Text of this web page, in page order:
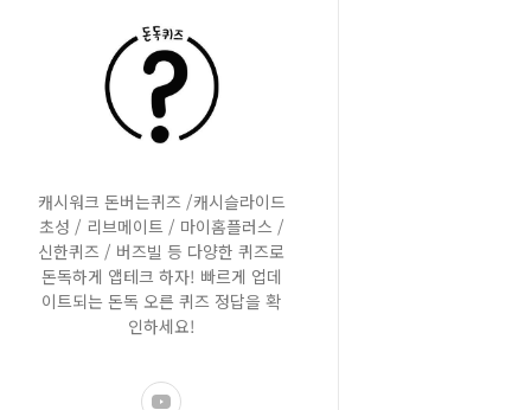
캐시워크 돈버는퀴즈 /캐시슬라이드
초성 / 리브메이트 / 마이홈플러스 /
신한퀴즈 / 버즈빌 등 다양한 퀴즈로
돈독하게 앱테크 하자! 빠르게 업데
이트되는 돈독 오른 퀴즈 정답을 확
인하세요!